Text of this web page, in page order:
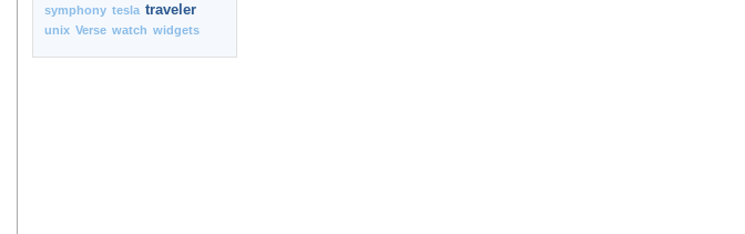
symphony tesla traveler
unix Verse watch widgets